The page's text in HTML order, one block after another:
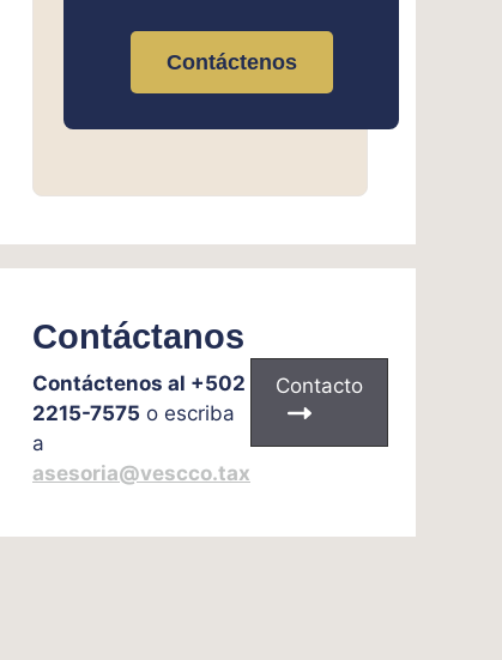
Contáctenos
Contáctanos
Contáctenos al +502
2215-7575 o escriba
a
asesoria@vescco.tax
Contacto